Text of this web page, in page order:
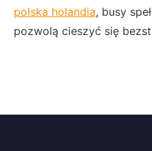
polska holandia, busy
pozwolą cieszyć się